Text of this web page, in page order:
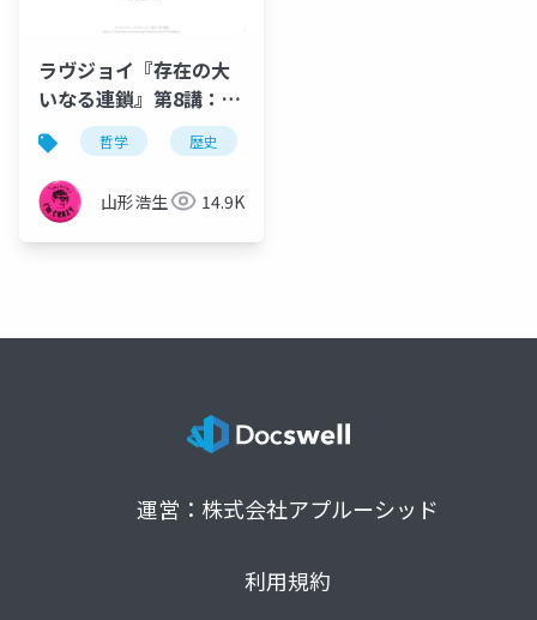
ラヴジョイ『存在の大
いなる連鎖』第8講：存
在の連鎖と18 世紀生物
学の一部側面
哲学 歴史
山形浩生 14.9K
運営：株式会社アプルーシッド
利用規約